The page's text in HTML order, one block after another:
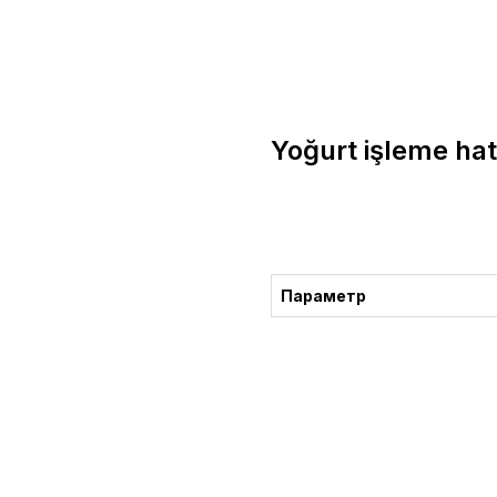
Yoğurt işleme
Параметр